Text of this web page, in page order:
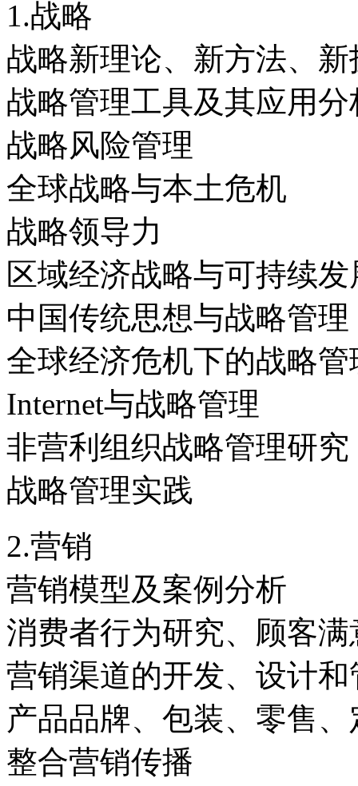
1.战略
战略新理论、新方法、新
战略管理工具及其应用分
战略风险管理
全球战略与本土危机
战略领导力
区域经济战略与可持续发
中国传统思想与战略管理
全球经济危机下的战略管
Internet与战略管理
非营利组织战略管理研究
战略管理实践
2.营销
营销模型及案例分析
消费者行为研究、顾客
营销渠道的开发、设计和
产品品牌、包装、零售
整合营销传播